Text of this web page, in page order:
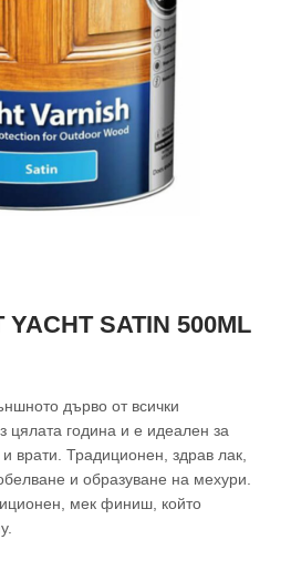
SATIN 500ML
дърво от всички
година и е идеален за
врати. Традиционен, здрав лак,
и образуване на мехури.
мек финиш, който